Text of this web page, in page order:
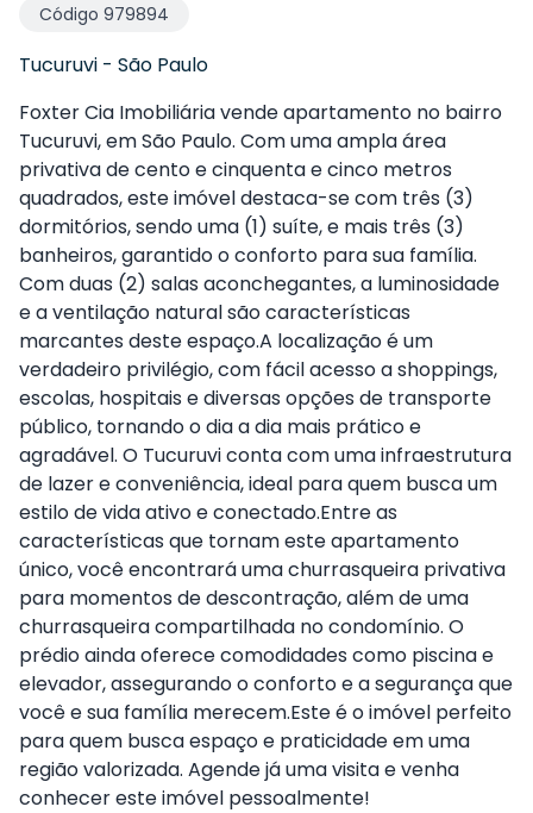
Código 979894
Tucuruvi - São Paulo
Foxter Cia Imobiliária vende apartamento no bairro
Tucuruvi, em São Paulo. Com uma ampla área
privativa de cento e cinquenta e cinco metros
quadrados, este imóvel destaca-se com três (3)
dormitórios, sendo uma (1) suíte, e mais três (3)
banheiros, garantido o conforto para sua família.
Com duas (2) salas aconchegantes, a luminosidade
e a ventilação natural são características
marcantes deste espaço.A localização é um
verdadeiro privilégio, com fácil acesso a shoppings,
escolas, hospitais e diversas opções de transporte
público, tornando o dia a dia mais prático e
agradável. O Tucuruvi conta com uma infraestrutura
de lazer e conveniência, ideal para quem busca um
estilo de vida ativo e conectado.Entre as
características que tornam este apartamento
único, você encontrará uma churrasqueira privativa
para momentos de descontração, além de uma
churrasqueira compartilhada no condomínio. O
prédio ainda oferece comodidades como piscina e
elevador, assegurando o conforto e a segurança que
você e sua família merecem.Este é o imóvel perfeito
para quem busca espaço e praticidade em uma
região valorizada. Agende já uma visita e venha
conhecer este imóvel pessoalmente!